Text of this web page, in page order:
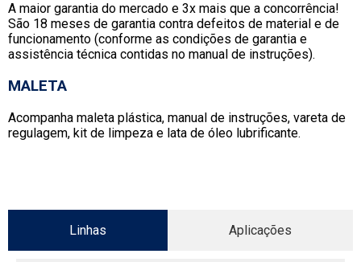
A maior garantia do mercado e 3x mais que a concorrência!
São 18 meses de garantia contra defeitos de material e de
funcionamento (conforme as condições de garantia e
assistência técnica contidas no manual de instruções).
MALETA
Acompanha maleta plástica, manual de instruções, vareta de
regulagem, kit de limpeza e lata de óleo lubrificante.
Linhas Aplicações